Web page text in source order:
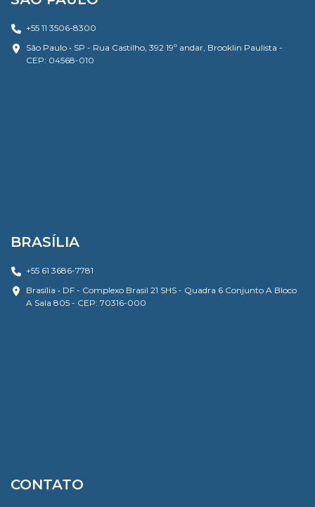
+55 11 3506-8300
São Paulo • SP - Rua Castilho, 392 19º andar, Brooklin Paulista -
CEP: 04568-010
BRASÍLIA
+55 61 3686-7781
Brasília • DF - Complexo Brasil 21 SHS - Quadra 6 Conjunto A Bloco
A Sala 805 - CEP: 70316-000
CONTATO